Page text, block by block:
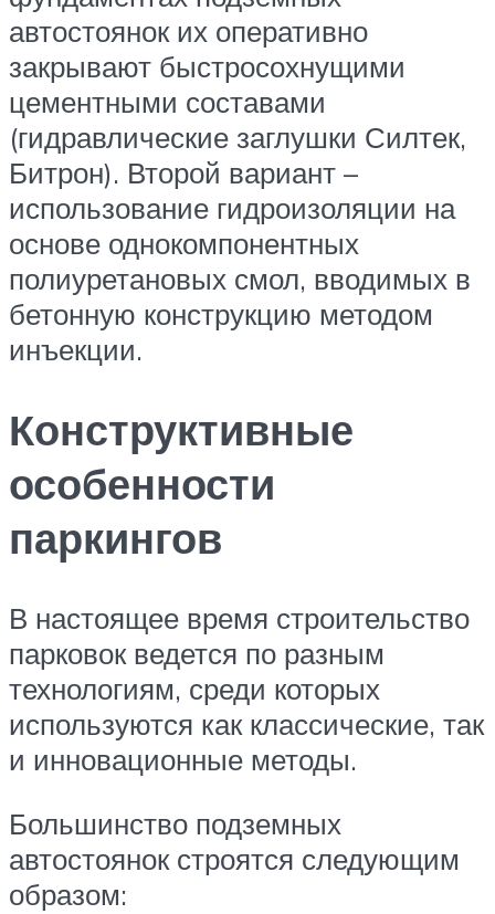
автостоянок их оперативно
закрывают быстросохнущими
цементными составами
(гидравлические заглушки Силтек,
Битрон). Второй вариант –
использование гидроизоляции на
основе однокомпонентных
полиуретановых смол, вводимых в
бетонную конструкцию методом
инъекции.
Конструктивные
особенности
паркингов
В настоящее время строительство
парковок ведется по разным
технологиям, среди которых
используются как классические, так
и инновационные методы.
Большинство подземных
автостоянок строятся следующим
образом: